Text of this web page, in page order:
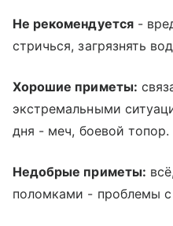
Не рекомендуется-
стричься, загрязнять
Хорошие приметы:
экстремальными
дня - меч, боевой топор.
Недобрые приметы:
поломками - проблемы